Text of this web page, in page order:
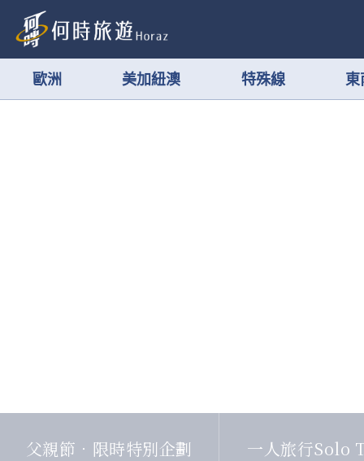
歐洲 美加紐澳 特殊線 東
父親節．限時特別企劃 一人旅行Solo